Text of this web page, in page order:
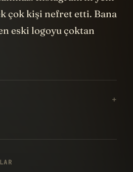
çok kişi nefret etti. Bana
eski logoyu çoktan